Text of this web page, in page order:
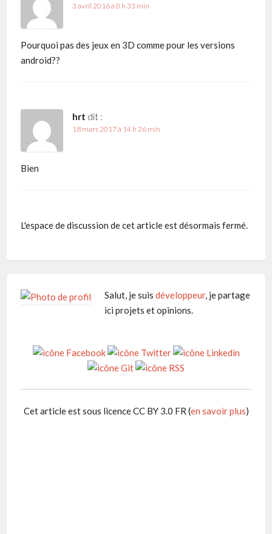
3 avril 2016 à 0 h 33 min
Pourquoi pas des jeux en 3D comme pour les versions
android??
hrt dit :
18 mars 2017 à 14 h 26 min
Bien
L'espace de discussion de cet article est désormais fermé.
Salut, je suisdéveloppeur, je partage
ici projets et opinions.
Cet article est sous licence CC BY 3.0 FR (en savoir plus)